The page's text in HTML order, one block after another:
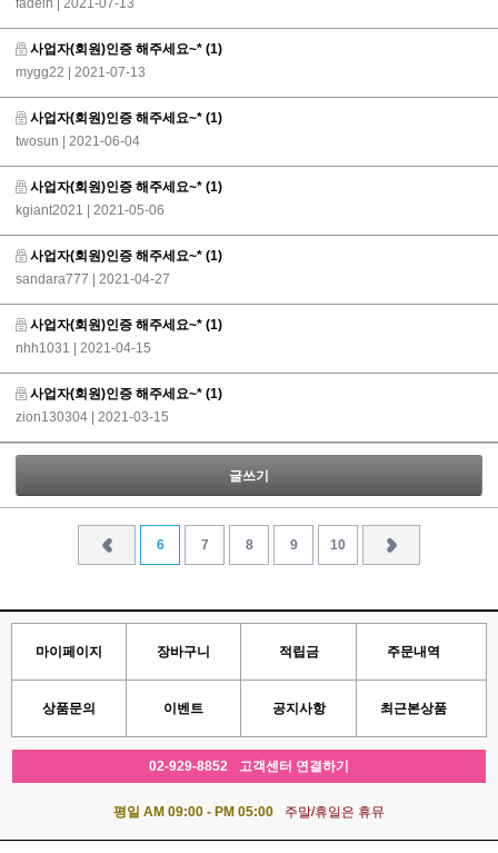
fadein
| 2021-07-13
사업자(회원)인증 해주세요~* (1)
mygg22
| 2021-07-13
사업자(회원)인증 해주세요~* (1)
twosun
| 2021-06-04
사업자(회원)인증 해주세요~* (1)
kgiant2021
| 2021-05-06
사업자(회원)인증 해주세요~* (1)
sandara777
| 2021-04-27
사업자(회원)인증 해주세요~* (1)
nhh1031
| 2021-04-15
사업자(회원)인증 해주세요~* (1)
zion130304
| 2021-03-15
글쓰기
6 7 8 9 10
마이페이지 장바구니 적립금 주문내역
상품문의 이벤트 공지사항 최근본상품
02-929-8852 고객센터 연결하기
평일 AM 09:00 - PM 05:00 주말/휴일은 휴뮤